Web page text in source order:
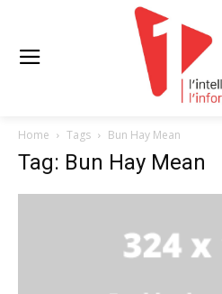
Home Tags Bun Hay Mean
Tag: Bun Hay Mean